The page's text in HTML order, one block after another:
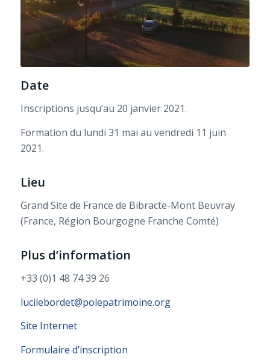
Date
Inscriptions jusqu’au 20 janvier 2021.
Formation du lundi 31 mai au vendredi 11 juin
2021.
Lieu
Grand Site de France de Bibracte-Mont Beuvray
(France, Région Bourgogne Franche Comté)
Plus d’information
+33 (0)1 48 74 39 26
lucilebordet@polepatrimoine.org
Site Internet
Formulaire d’inscription